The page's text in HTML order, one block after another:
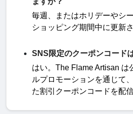
毎週、またはホリデーやシ
ショッピング期間中に更新さ
SNS限定のクーポンコード
はい。 The Flame Artisan は
ルプロモーションを通じて
た割引クーポンコードを配